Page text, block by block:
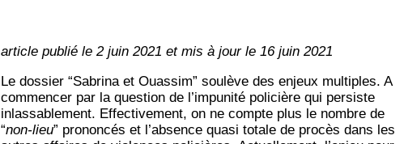
article publié le 2 juin 2021 et mis à jour le 16 juin 2021
Le dos­sier “Sabri­na et Ouas­sim” sou­lève des enjeux mul­tiples. A
com­men­cer par la ques­tion de l’impunité poli­cière qui per­siste
inlas­sa­ble­ment. Effec­ti­ve­ment, on ne compte plus le nombre de
“non-lieu” pro­non­cés et l’absence qua­si totale de pro­cès dans les